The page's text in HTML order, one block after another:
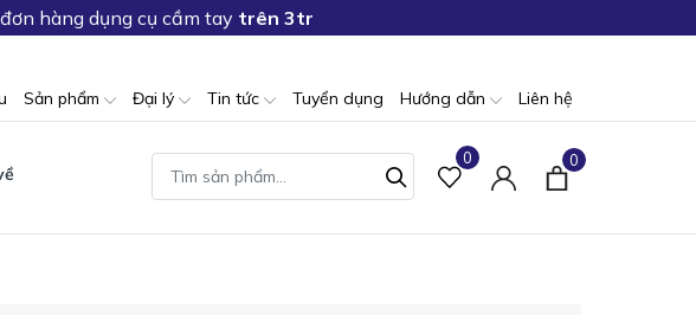
đơn hàng dụng cụ cầm tay trên 3tr
Sản phẩm Đại lý Tin tức Tuyển dụng Hướng dẫn Liên hệ
0 0